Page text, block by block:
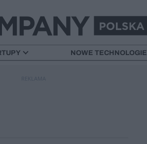
NOWE TECHNOLOGIE